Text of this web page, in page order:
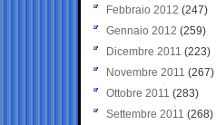
Febbraio 2012 (247)
Gennaio 2012 (259)
Dicembre 2011 (223)
Novembre 2011 (267)
Ottobre 2011 (283)
Settembre 2011 (268)